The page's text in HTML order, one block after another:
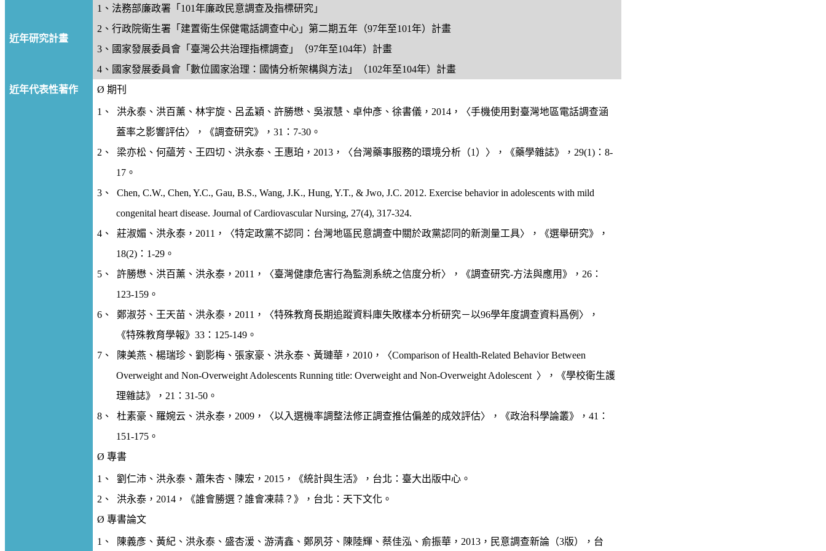
近年研究計畫
1 、法務部廉政署「 101年廉政民意調查及指標研究」
2 、行政院衛生署「建置衛生保健電話調查中心」第二期五年（97年至101年）計畫
3 、國家發展委員會「臺灣公共治理指標調查」（97年至104年）計畫
4 、國家發展委員會「數位國家治理：國情分析架構與方法」（102年至104年）計畫
近年代表性著作
Ø 期刊
1 、 洪永泰、洪百薰、林宇旋、呂孟穎、許勝懋、吳淑慧、卓仲彥、徐書儀， 2014 ，〈手機使用對臺灣地區電話調查涵
蓋率之影響評估〉，《調查研究》， 31 ： 7-30。
2 、 梁亦松、何藴芳、王四切、洪永泰、王惠珀， 2013 ，〈台灣藥事服務的環境分析（1 ）〉，《藥學雜誌》， 29(1) ：8-
17。
3 、 Chen, C.W., Chen, Y.C.,Gau, B.S., Wang, J.K., Hung, Y.T., &Jwo, J.C. 2012. Exercise behavior in adolescents with mild
congenital heart disease. Journal of Cardiovascular Nursing, 27(4), 317-324.
4 、 莊淑媚、洪永泰， 2011 ，〈特定政黨不認同：台灣地區民意調查中關於政黨認同的新測量工具〉
，《選舉研究》，
18(2)： 1-29。
5 、 許勝懋、洪百薰、洪永泰， 2011 ，〈臺灣健康危害行為監測系統之信度分析〉，《調查研究-方法與應用》， 26 ：
123-159。
6 、 鄭淑芬、王天苗、洪永泰， 2011 ，〈特殊教育長期追蹤資料庫失敗樣本分析研究－以96學年度調查資料爲例〉，
《特殊教育學報》 33： 125-149。
7 、 陳美燕、楊瑞珍、劉影梅、張家豪、洪永泰、黃璉華， 2010 ，〈Comparison of Health-Related Behavior Between
Overweight and Non-Overweight Adolescents Running title: Overweight and Non-Overweight Adolescent 〉，《學校衛生護
理雜誌》， 21 ： 31-50。
8 、 杜素豪、羅婉云、洪永泰， 2009 ，〈以入選機率調整法修正調查推估偏差的成效評估〉，《政治科學論叢》，41 ：
151-175。
Ø 專書
1 、 劉仁沛、洪永泰、蕭朱杏、陳宏， 2015 ，《統計與生活》，台北：臺大出版中心。
2 、 洪永泰， 2014 ，《誰會勝選？誰會凍蒜？》，台北：天下文化。
Ø 專書論文
1 、 陳義彥、黃紀、洪永泰、盛杏湲、游清鑫、鄭夙芬、陳陸輝、蔡佳泓、俞振華， 2013 ，民意調查新論（3版），台